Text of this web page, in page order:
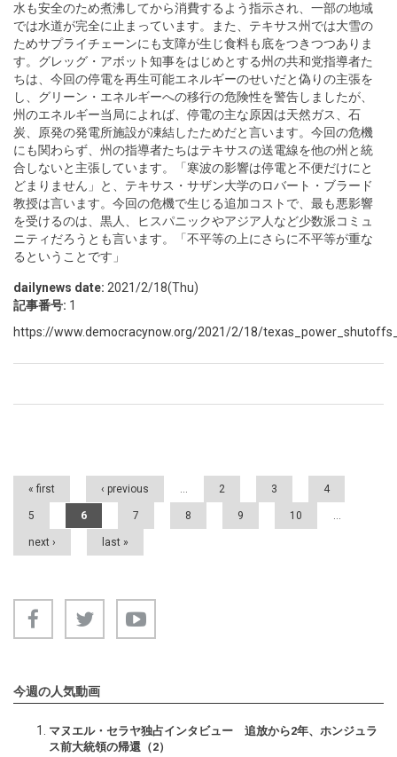
水も安全のため煮沸してから消費するよう指示され、一部の地域
では水道が完全に止まっています。また、テキサス州では大雪の
ためサプライチェーンにも支障が生じ食料も底をつきつつありま
す。グレッグ・アボット知事をはじめとする州の共和党指導者た
ちは、今回の停電を再生可能エネルギーのせいだと偽りの主張を
し、グリーン・エネルギーへの移行の危険性を警告しましたが、
州のエネルギー当局によれば、停電の主な原因は天然ガス、石
炭、原発の発電所施設が凍結したためだと言います。今回の危機
にも関わらず、州の指導者たちはテキサスの送電線を他の州と統
合しないと主張しています。「寒波の影響は停電と不便だけにと
どまりません」と、テキサス・サザン大学のロバート・ブラード
教授は言います。今回の危機で生じる追加コストで、最も悪影響
を受けるのは、黒人、ヒスパニックやアジア人など少数派コミュ
ニティだろうとも言います。「不平等の上にさらに不平等が重な
るということです」
dailynews date: 2021/2/18(Thu)
記事番号: 1
https://www.democracynow.org/2021/2/18/
« first ‹ previous … 2 3 4
5 6 7 8 9 10 …
next › last »
今週の人気動画
マヌエル・セラヤ独占インタビュー 追放から2年、ホンジュラ
ス前大統領の帰還（2）